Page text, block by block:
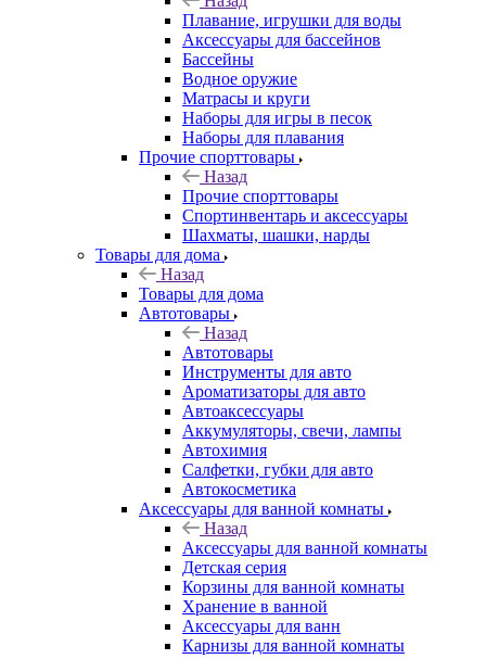
Плавание, игрушки для воды
Аксессуары для бассейнов
Бассейны
Водное оружие
Матрасы и круги
Наборы для игры в песок
Наборы для плавания
Прочие спорттовары
Назад
Прочие спорттовары
Спортинвентарь и аксессуары
Шахматы, шашки, нарды
Товары для дома
Назад
Товары для дома
Автотовары
Назад
Автотовары
Инструменты для авто
Ароматизаторы для авто
Автоаксессуары
Аккумуляторы, свечи, лампы
Автохимия
Салфетки, губки для авто
Автокосметика
Аксессуары для ванной комнаты
Назад
Аксессуары для ванной комнаты
Детская серия
Корзины для ванной комнаты
Хранение в ванной
Аксессуары для ванн
Карнизы для ванной комнаты